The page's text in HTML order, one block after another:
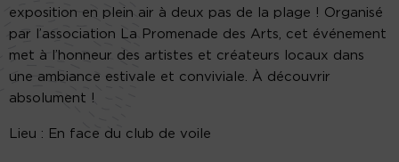
exposition en plein air à deux pas de la plage ! Organisé
par l’association La Promenade des Arts, cet événement
met à l’honneur des artistes et créateurs locaux dans
une ambiance estivale et conviviale. À découvrir
absolument !
Lieu : En face du club de voile